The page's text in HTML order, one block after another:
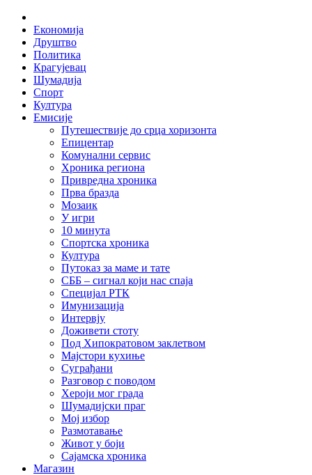
Skip
content
Економија
Друштво
Политика
Крагујевац
Шумадија
Спорт
Култура
Емисије
Путешествије до срца хоризонта
Епицентар
Комунални сервис
Хроника региона
Привредна хроника
Прва бразда
Мозаик
У игри
10 минута
Спортска хроника
Култура
Путоказ за маме и тате
СББ – сигнал који нас спаја
Специјал РТК
Имунизација
Интервју
Доживети стоту
Под Хипократовом заклетвом
Мајстори кухиње
Суграђани
Разговор с поводом
Хероји мог града
Шумадијски праг
Мој избор
Размотавање
Живот у боји
Сајамска хроника
Магазин